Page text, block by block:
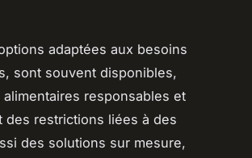
adaptées aux besoins
sont souvent disponibles,
responsables et
restrictions liées à des
des solutions sur mesure,